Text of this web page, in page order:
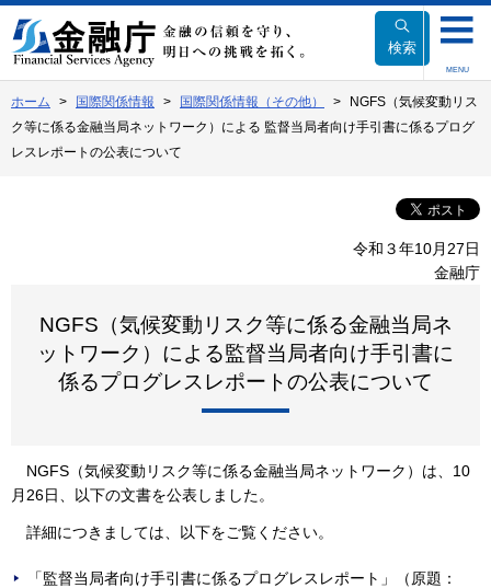
文
へ
動
検索
MENU
ホーム 国際関係情報 国際関係情報（その他）
NGFS（気候変動リス
ク等に係る金融当局ネットワーク）による 監督当局者向け手引書に係るプログ
レスレポートの公表について
令和３年10月27日
金融庁
NGFS（気候変動リスク等に係る金融当局ネ
ットワーク）による監督当局者向け手引書に
係るプログレスレポートの公表について
NGFS（気候変動リスク等に係る金融当局ネットワーク）は、10
月26日、以下の文書を公表しました。
詳細につきましては、以下をご覧ください。
「監督当局者向け手引書に係るプログレスレポート」（原題：